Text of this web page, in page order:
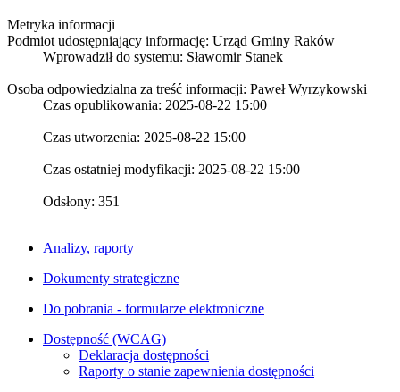
Metryka informacji
Podmiot udostępniający informację: Urząd Gminy Raków
Wprowadził do systemu: Sławomir Stanek
Osoba odpowiedzialna za treść informacji: Paweł Wyrzykowski
Czas opublikowania: 2025-08-22 15:00
Czas utworzenia: 2025-08-22 15:00
Czas ostatniej modyfikacji: 2025-08-22 15:00
Odsłony: 351
Analizy, raporty
Dokumenty strategiczne
Do pobrania - formularze elektroniczne
Dostępność (WCAG)
Deklaracja dostępności
Raporty o stanie zapewnienia dostępności